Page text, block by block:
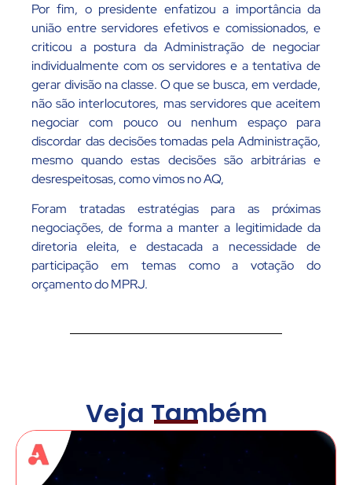
Por fim, o presidente enfatizou a importância da
união entre servidores efetivos e comissionados, e
criticou a postura da Administração de negociar
individualmente com os servidores e a tentativa de
gerar divisão na classe. O que se busca, em verdade,
não são interlocutores, mas servidores que aceitem
negociar com pouco ou nenhum espaço para
discordar das decisões tomadas pela Administração,
mesmo quando estas decisões são arbitrárias e
desrespeitosas, como vimos no AQ,
Foram tratadas estratégias para as próximas
negociações, de forma a manter a legitimidade da
diretoria eleita, e destacada a necessidade de
participação em temas como a votação do
orçamento do MPRJ.
Veja Também